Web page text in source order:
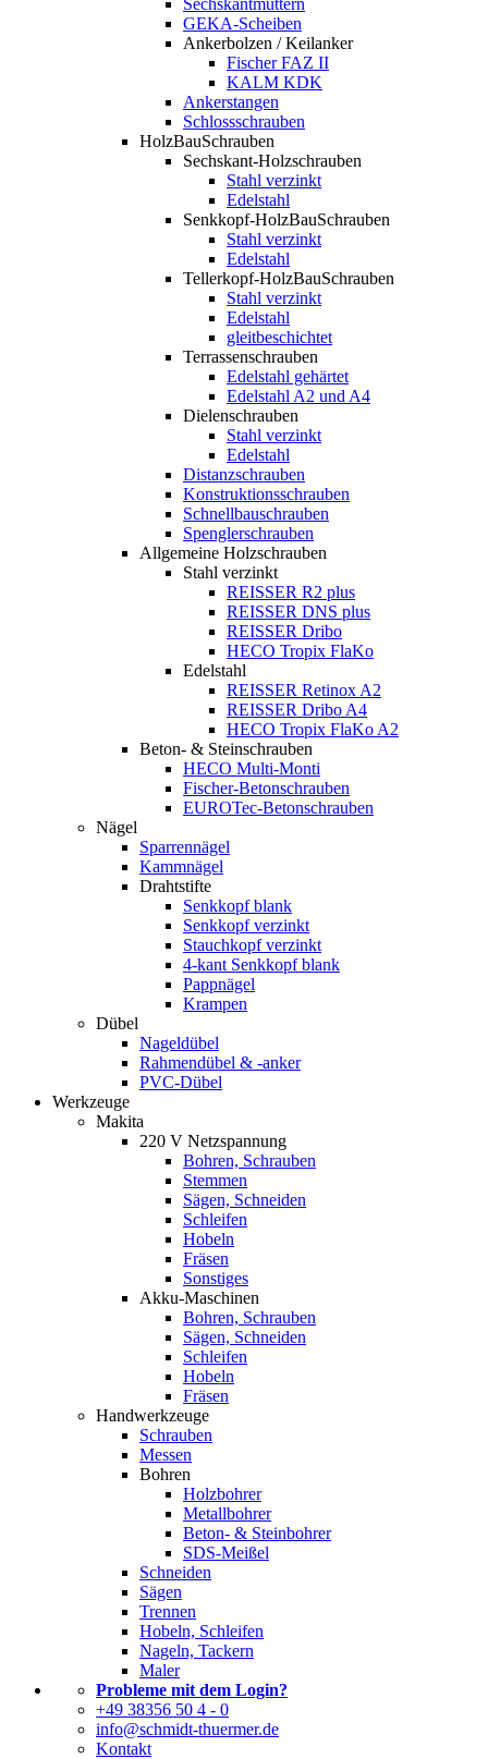
Sechskantmuttern
GEKA-Scheiben
Ankerbolzen / Keilanker
Fischer FAZ II
KALM KDK
Ankerstangen
Schlossschrauben
HolzBauSchrauben
Sechskant-Holzschrauben
Stahl verzinkt
Edelstahl
Senkkopf-HolzBauSchrauben
Stahl verzinkt
Edelstahl
Tellerkopf-HolzBauSchrauben
Stahl verzinkt
Edelstahl
gleitbeschichtet
Terrassenschrauben
Edelstahl gehärtet
Edelstahl A2 und A4
Dielenschrauben
Stahl verzinkt
Edelstahl
Distanzschrauben
Konstruktionsschrauben
Schnellbauschrauben
Spenglerschrauben
Allgemeine Holzschrauben
Stahl verzinkt
REISSER R2 plus
REISSER DNS plus
REISSER Dribo
HECO Tropix FlaKo
Edelstahl
REISSER Retinox A2
REISSER Dribo A4
HECO Tropix FlaKo A2
Beton- & Steinschrauben
HECO Multi-Monti
Fischer-Betonschrauben
EUROTec-Betonschrauben
Nägel
Sparrennägel
Kammnägel
Drahtstifte
Senkkopf blank
Senkkopf verzinkt
Stauchkopf verzinkt
4-kant Senkkopf blank
Pappnägel
Krampen
Dübel
Nageldübel
Rahmendübel & -anker
PVC-Dübel
Werkzeuge
Makita
220 V Netzspannung
Bohren, Schrauben
Stemmen
Sägen, Schneiden
Schleifen
Hobeln
Fräsen
Sonstiges
Akku-Maschinen
Bohren, Schrauben
Sägen, Schneiden
Schleifen
Hobeln
Fräsen
Handwerkzeuge
Schrauben
Messen
Bohren
Holzbohrer
Metallbohrer
Beton- & Steinbohrer
SDS-Meißel
Schneiden
Sägen
Trennen
Hobeln, Schleifen
Nageln, Tackern
Maler
Probleme mit dem Login?
+49 38356 50 4 - 0
info@schmidt-thuermer.de
Kontakt